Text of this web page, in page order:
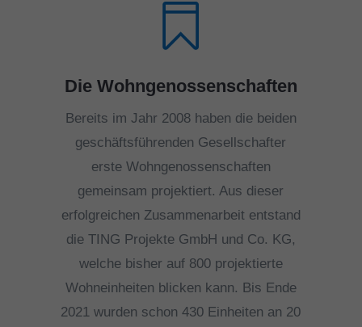

Die Wohngenossenschaften
Bereits im Jahr 2008 haben die beiden
geschäftsführenden Gesellschafter
erste Wohngenossenschaften
gemeinsam projektiert. Aus dieser
erfolgreichen Zusammenarbeit entstand
die TING Projekte GmbH und Co. KG,
welche bisher auf 800 projektierte
Wohneinheiten blicken kann. Bis Ende
2021 wurden schon 430 Einheiten an 20